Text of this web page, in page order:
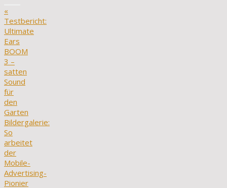
«
Testbericht:
Ultimate
Ears
BOOM
3 –
satten
Sound
für
den
Garten
Bildergalerie:
So
arbeitet
der
Mobile-
Advertising-
Pionier